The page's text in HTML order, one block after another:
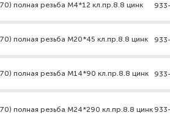
полная резьба М4*12 кл.пр.8.8 цинк
полная резьба М20*45 кл.пр.8.8 цинк
полная резьба М14*90 кл.пр.8.8 цинк
полная резьба М24*290 кл.пр.8.8 цинк